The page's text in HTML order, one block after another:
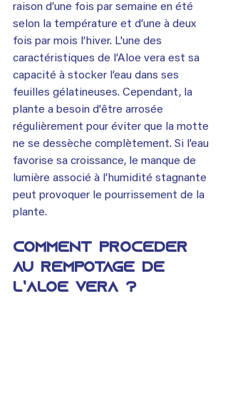
raison d’une fois par semaine en été
selon la température et d’une à deux
fois par mois l’hiver. L'une des
caractéristiques de l’Aloe vera est sa
capacité à stocker l’eau dans ses
feuilles gélatineuses. Cependant, la
plante a besoin d'être arrosée
régulièrement pour éviter que la motte
ne se dessèche complètement. Si l’eau
favorise sa croissance, le manque de
lumière associé à l’humidité stagnante
peut provoquer le pourrissement de la
plante.
Comment procéder
au rempotage de
l’Aloe vera ?